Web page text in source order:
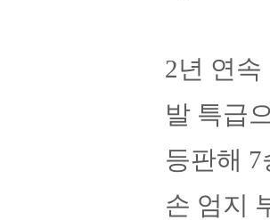
2년 연
발 특급
등판해
손 엄지